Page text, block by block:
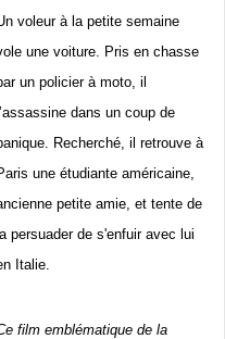
voleur à la petite semaine
une voiture. Pris en chasse
un policier à moto, il
l’assassine dans un coup de
Recherché, il retrouve à
une étudiante américaine,
petite amie, et tente de
la persuader de s'enfuir avec lui
Italie.
film emblématique de la